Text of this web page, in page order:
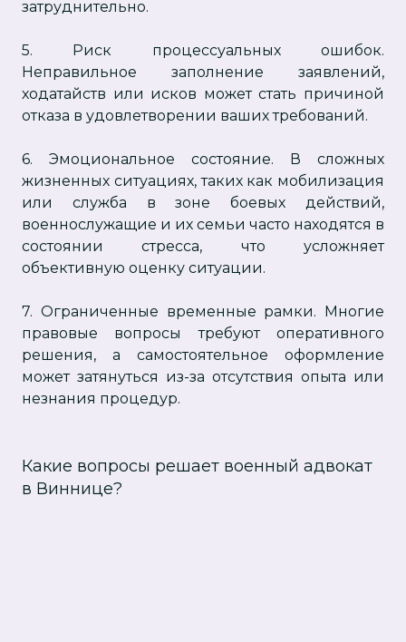
затруднительно.
5. Риск процессуальных ошибок.
Неправильное заполнение заявлений,
ходатайств или исков может стать причиной
отказа в удовлетворении ваших требований.
6. Эмоциональное состояние. В сложных
жизненных ситуациях, таких как мобилизация
или служба в зоне боевых действий,
военнослужащие и их семьи часто находятся в
состоянии стресса, что усложняет
объективную оценку ситуации.
7. Ограниченные временные рамки. Многие
правовые вопросы требуют оперативного
решения, а самостоятельное оформление
может затянуться из-за отсутствия опыта или
незнания процедур.
Какие вопросы решает военный адвокат
в Виннице?